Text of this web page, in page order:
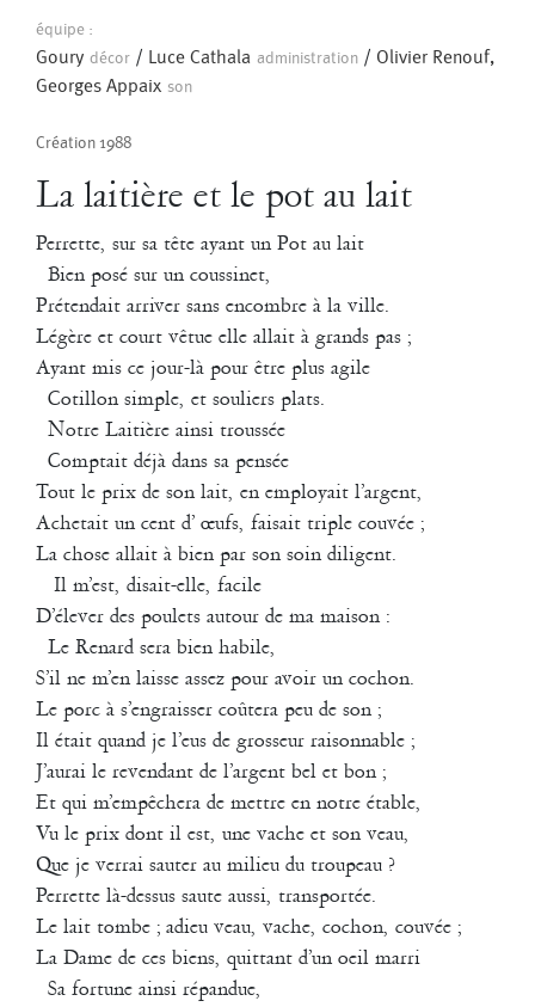
Pascale Cherblanc Pascale Luce
Pascale Paoli
Sabine Macher
Séverine Bauvais Sonia Darbois
Stéphane Imbert Sylvain Cassou
Valérie Brau-Antony Vincent Druguet Wendy Cornu
équipe :
Goury décor / Luce Cathala administration / Olivier Renouf,
Georges Appaix son
Création 1988
La laitière et le pot au lait
Perrette, sur sa tête ayant un Pot au lait
Bien posé sur un coussinet,
Prétendait arriver sans encombre à la ville.
Légère et court vêtue elle allait à grands pas ;
Ayant mis ce jour-là pour être plus agile
Cotillon simple, et souliers plats.
Notre Laitière ainsi troussée
Comptait déjà dans sa pensée
Tout le prix de son lait, en employait l’argent,
Achetait un cent d’ œufs, faisait triple couvée ;
La chose allait à bien par son soin diligent.
Il m’est, disait-elle, facile
D’élever des poulets autour de ma maison :
Le Renard sera bien habile,
S’il ne m’en laisse assez pour avoir un cochon.
Le porc à s’engraisser coûtera peu de son ;
Il était quand je l’eus de grosseur raisonnable ;
J’aurai le revendant de l’argent bel et bon ;
Et qui m’empêchera de mettre en notre étable,
Vu le prix dont il est, une vache et son veau,
Que je verrai sauter au milieu du troupeau ?
Perrette là-dessus saute aussi, transportée.
Le lait tombe ; adieu veau, vache, cochon, couvée ;
La Dame de ces biens, quittant d’un oeil marri
Sa fortune ainsi répandue,
Madrigal
Agathe Pfauwadel
Création les 18 et 19 juillet 1999 dans la cour de l’Ecole Nationale
Supérieure des Arts et Métiers à Aix-en-Provence pour le Festival
Danse à Aix 99.
Pièce vocale polyphonique sur un texte profane de Francis Ponge (25
mn) avec 21 danseurs amateurs.
Moment
Agathe Pfauwadel
Appaix invite Dubelski
Création le 28 juillet 1999
Théâtre Antique d’Arles, Festival MIMI (Mouvement International des
Musiques Innovatrices)
Durée : 30 mn
Danseurs : Georges Appaix, Montaine Chevalier et Agathe
Pfauwadel
Percussions : Richard Dubelski
Flûtiste : Françoise Pelherbe
Coproduction : Cie La Liseuse, A.M.I. (Aide aux Musiques
Innovatrices)